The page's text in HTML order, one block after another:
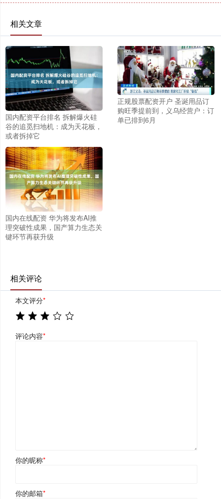
相关文章
国内配资平台排名 拆解爆火硅
谷的追觅扫地机：成为天花板，
或者拆掉它
正规股票配资开户 圣诞用品订
购旺季提前到，义乌经营户：订
单已排到6月
国内在线配资 华为将发布AI推
理突破性成果，国产算力生态关
键环节再获升级
相关评论
本文评分*
评论内容*
你的昵称*
你的邮箱*